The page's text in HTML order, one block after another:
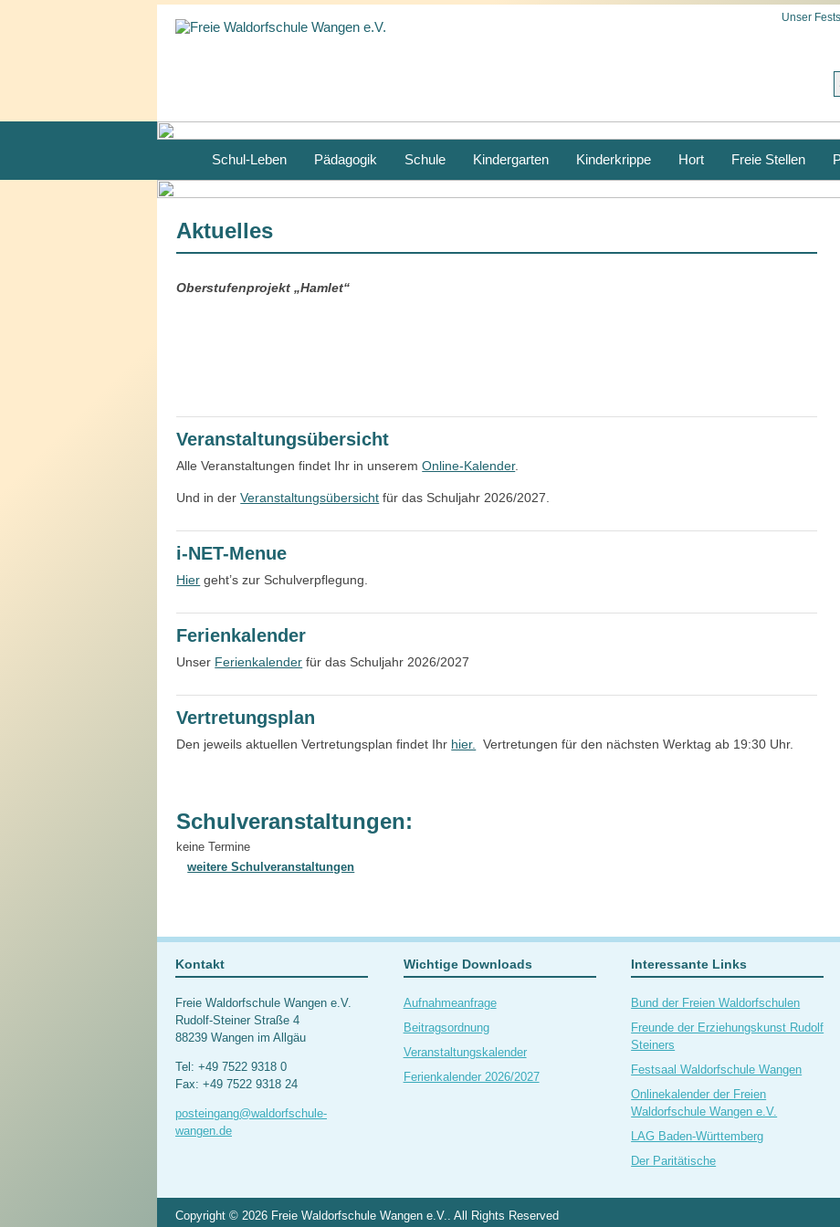
Unser
Schul-Leben Pädagogik Schule Kindergarten Kinderkrippe Hort Freie Stellen
Aktuelles
Oberstufenprojekt „Hamlet“
Veranstaltungsübersicht
Alle Veranstaltungen findet Ihr in unseremOnline-Kalender.
Und in derVeranstaltungsübersicht für das Schuljahr 2026/2027.
i-NET-Menue
Hier geht’s zur Schulverpflegung.
Ferienkalender
Unser Ferienkalender für das Schuljahr 2026/2027
Vertretungsplan
Den jeweils aktuellen Vertretungsplan findet Ihr hier. Vertretungen für den nächsten Werktag ab 19:30 Uhr.
Schulveranstaltungen:
keine Termine
weitere Schulveranstaltungen
Kontakt
Freie Waldorfschule Wangen e.V.
Rudolf-Steiner Straße 4
88239 Wangen im Allgäu
Tel: +49 7522 9318 0
Fax: +49 7522 9318 24
posteingang@waldorfschule-
wangen.de
Wichtige Downloads
Aufnahmeanfrage
Beitragsordnung
Veranstaltungskalender
Ferienkalender 2026/2027
Interessante Links
Bund der Freien Waldorfschulen
Freunde der Erziehungskunst Rudolf
Steiners
Festsaal Waldorfschule Wangen
Onlinekalender der Freien
Waldorfschule Wangen e.V.
LAG Baden-Württemberg
Der Paritätische
Copyright © 2026 Freie Waldorfschule Wangen e.V.. All Rights Reserved